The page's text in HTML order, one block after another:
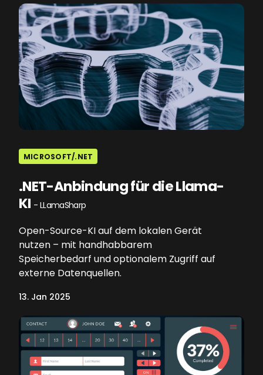
MICROSOFT/.NET
.NET-Anbindung für die Llama-
KI - LLamaSharp
Open-Source-KI auf dem lokalen Gerät
nutzen – mit handhabbarem
Speicherbedarf und optionalem Zugriff auf
externe Datenquellen.
13. Jan 2025